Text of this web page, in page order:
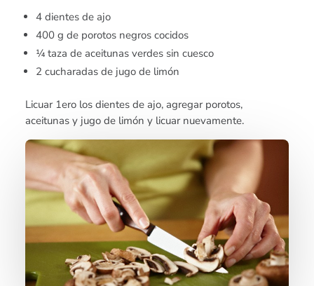
4 dientes de ajo
400 g de porotos negros cocidos
¼ taza de aceitunas verdes sin cuesco
2 cucharadas de jugo de limón
Licuar 1ero los dientes de ajo, agregar porotos,
aceitunas y jugo de limón y licuar nuevamente.